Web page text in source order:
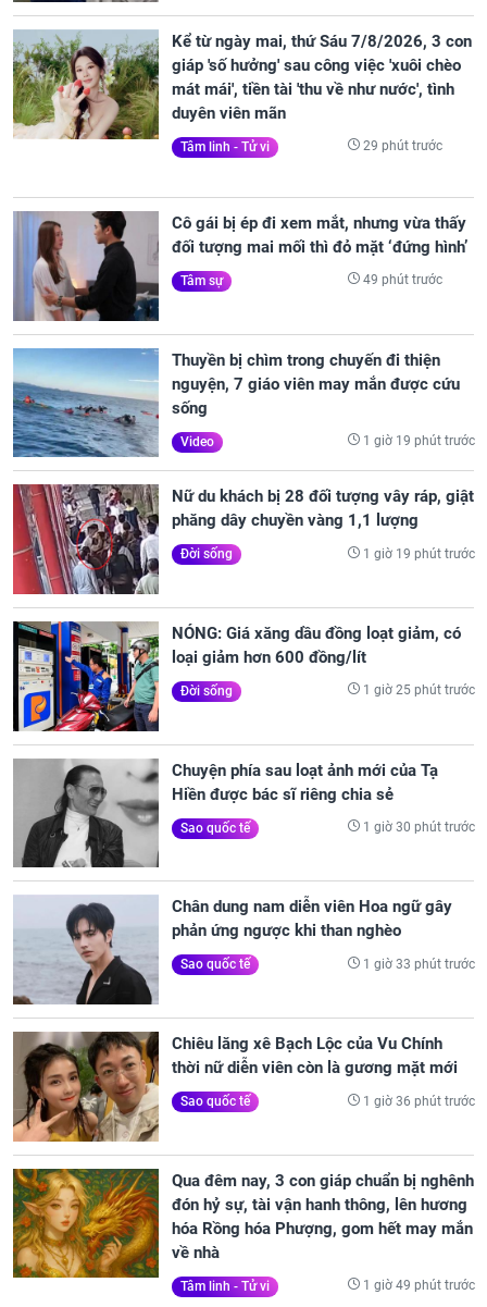
Kể từ ngày mai, thứ Sáu 7/8/2026, 3 con
giáp 'số hưởng' sau công việc 'xuôi chèo
mát mái', tiền tài 'thu về như nước', tình
duyên viên mãn
Tâm linh - Tử vi 29 phút trước
Cô gái bị ép đi xem mắt, nhưng vừa thấy
đối tượng mai mối thì đỏ mặt ‘đứng hình’
Tâm sự 49 phút trước
Thuyền bị chìm trong chuyến đi thiện
nguyện, 7 giáo viên may mắn được cứu
sống
Video 1 giờ 19 phút trước
Nữ du khách bị 28 đối tượng vây ráp, giật
phăng dây chuyền vàng 1,1 lượng
Đời sống 1 giờ 19 phút trước
NÓNG: Giá xăng dầu đồng loạt giảm, có
loại giảm hơn 600 đồng/lít
Đời sống 1 giờ 25 phút trước
Chuyện phía sau loạt ảnh mới của Tạ
Hiền được bác sĩ riêng chia sẻ
Sao quốc tế 1 giờ 30 phút trước
Chân dung nam diễn viên Hoa ngữ gây
phản ứng ngược khi than nghèo
Sao quốc tế 1 giờ 33 phút trước
Chiêu lăng xê Bạch Lộc của Vu Chính
thời nữ diễn viên còn là gương mặt mới
Sao quốc tế 1 giờ 36 phút trước
Qua đêm nay, 3 con giáp chuẩn bị nghênh
đón hỷ sự, tài vận hanh thông, lên hương
hóa Rồng hóa Phượng, gom hết may mắn
về nhà
Tâm linh - Tử vi 1 giờ 49 phút trước